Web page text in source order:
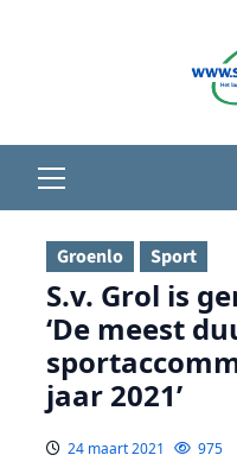
menu
Groenlo Sport
S.v. Grol is
‘De meest
jaar 2021’
24 maart 2021 975